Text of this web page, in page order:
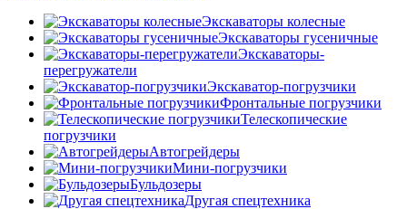
Экскаваторы колесные
Экскаваторы гусеничные
Экскаваторы-
перегружатели
Экскаватор-погрузчики
Фронтальные погрузчики
Телескопические
погрузчики
Автогрейдеры
Мини-погрузчики
Бульдозеры
Другая спецтехника